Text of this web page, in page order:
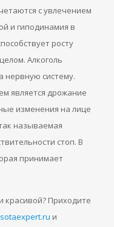
с увлечением
и гиподинамия в
росту
Алкоголь
нервную систему.
является дрожание
изменения на лице
называемая
стоп. В
принимает
красивой? Приходите
и